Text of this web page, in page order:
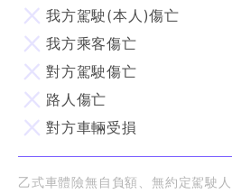
我方駕駛(本人)傷亡
我方乘客傷亡
對方駕駛傷亡
路人傷亡
對方車輛受損
乙式車體險無自負額、無約定駕駛人